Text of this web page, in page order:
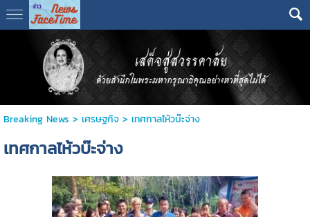
Breaking News > เศรษฐกิจ> เทศกาลไห้วบ๊ะจ่าง
เทศกาลไห้วบ๊ะจ่าง